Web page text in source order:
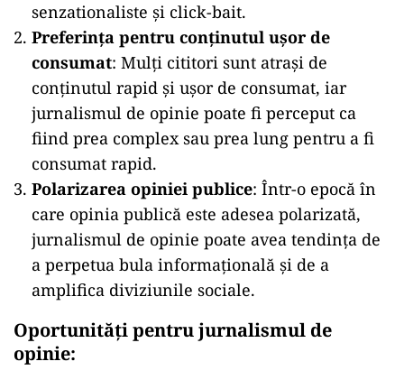
senzationaliste și click-bait.
Preferința pentru conținutul ușor de
consumat: Mulți cititori sunt atrași de
conținutul rapid și ușor de consumat, iar
jurnalismul de opinie poate fi perceput ca
fiind prea complex sau prea lung pentru a fi
consumat rapid.
Polarizarea opiniei publice: Într-o epocă în
care opinia publică este adesea polarizată,
jurnalismul de opinie poate avea tendința de
a perpetua bula informațională și de a
amplifica diviziunile sociale.
Oportunități pentru jurnalismul de
opinie: